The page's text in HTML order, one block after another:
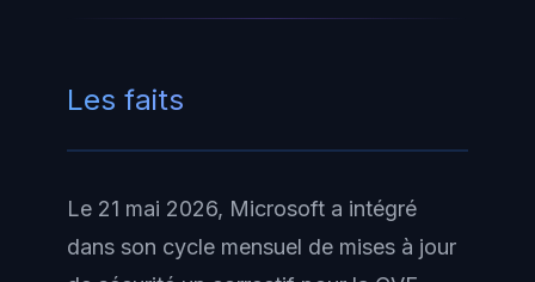
Les faits
Le 21 mai 2026, Microsoft a intégré
dans son cycle mensuel de mises à jour